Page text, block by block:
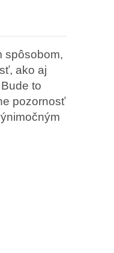
spôsobom,
ako aj
to
pozornosť